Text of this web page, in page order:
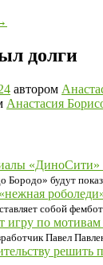
долги
автором
Анастасия
будут
собой
Павел